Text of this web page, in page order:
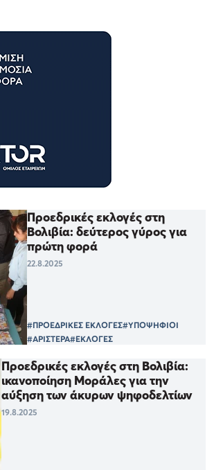
Προεδρικές εκλογές στη
Βολιβία: δεύτερος γύρος για
πρώτη φορά
22.8.2025
#ΠΡΟΕΔΡΙΚΕΣ ΕΚΛΟΓΕΣ#ΥΠΟΨΗΦΙΟΙ
#ΑΡΙΣΤΕΡΑ#ΕΚΛΟΓΕΣ
Προεδρικές εκλογές στη Βολιβία:
ικανοποίηση Μοράλες για την
αύξηση των άκυρων ψηφοδελτίων
19.8.2025